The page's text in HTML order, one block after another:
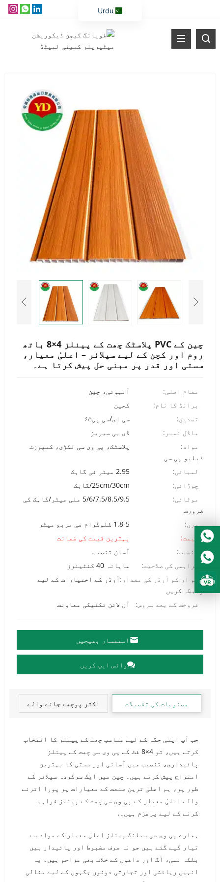
چین کے PVC پلاسٹک چھت کے پینلز 4×8 باتھ
روم اور کچن کے لیے سپلائر – اعلیٰ معیار،
سستی اور قدر پر مبنی حل پیش کرتا ہے۔
مقامِ اصلی:
آنہوئی، چین
برانڈ کا نام:
کجین
تصدیق:
سی ای/سی پی۶۵
ماڈل نمبر:
ڈی بی سیریز
مواد:
پلاسٹک، پی وی سی لکڑی، کمپوزٹ
ڈبلیو پی سی
لمبائی:
2.95 میٹر فی گاہک
چوڑائی:
25cm/30cm/گاہک
موٹائی:
5/6/7.5/8.5/9.5 ملی میٹر/گاہک کی
ضرورت
وزن:
1.8-5 کلوگرام فی مربع میٹر
قیمت:
بہترین قیمت کی ضمانت
تنصیب:
آسان تنصیب
فراہمی کی صلاحیت:
ماہانہ 40 کنٹینرز
کم از کم آرڈر کی مقدار:آرڈر کے اختیارات کے لیے
رابطہ کریں
فروخت کے بعد سروس:
آن لائن تکنیکی معاونت
استفسار بھیجیں
واٹس ایپ کریں
مصنوعات کی تفصیلات
اکثر پوچھے جانے والے
جب آپ اپنی جگہ کے لیے مناسب چھت کے پینلز کا انتخاب
کرتے ہیں، تو 4×8 فٹ کے پی وی سی چھت کے پینلز
پائیداری، تنصیب میں آسانی اور سستی کا بہترین
امتزاج پیش کرتے ہیں۔ چین میں ایک سرکردہ سپلائر کے
طور پر، ہم اعلیٰ ترین صنعت کے معیارات پر پورا اترنے
والے اعلیٰ معیار کے پی وی سی چھت کے پینلز فراہم
کرنے کے لیے پرعزم ہیں۔.
ہمارے پی وی سی سیلنگ پینلز اعلیٰ معیار کے مواد سے
تیار کیے گئے ہیں جو نہ صرف مضبوط اور پائیدار ہیں
بلکہ نمی، آگ اور داغوں کے خلاف بھی مزاحم ہیں۔ یہ
انہیں رہائشی اور تجارتی دونوں جگہوں کے لیے مثالی
Urdu
Indonesian
Kazakh
Korean
Bengali
Arabic
Uzbek
Spanish
Portuguese
Italian
Japanese
French
Myanmar